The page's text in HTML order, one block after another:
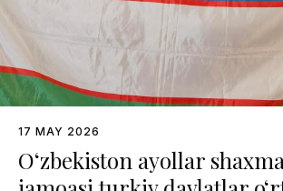
17 MAY 2026
O‘zbekiston ayollar